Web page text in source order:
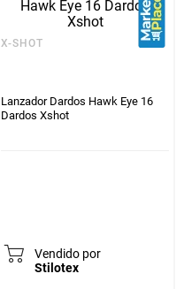
X-SHOT
Lanzador Dardos Hawk Eye 16
Dardos Xshot
Vendido por
Stilotex